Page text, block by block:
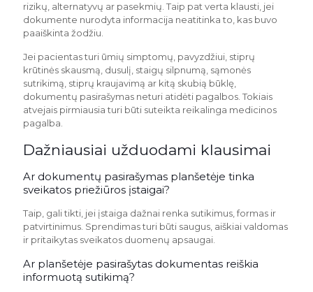
rizikų, alternatyvų ar pasekmių. Taip pat verta klausti, jei
dokumente nurodyta informacija neatitinka to, kas buvo
paaiškinta žodžiu.
Jei pacientas turi ūmių simptomų, pavyzdžiui, stiprų
krūtinės skausmą, dusulį, staigų silpnumą, sąmonės
sutrikimą, stiprų kraujavimą ar kitą skubią būklę,
dokumentų pasirašymas neturi atidėti pagalbos. Tokiais
atvejais pirmiausia turi būti suteikta reikalinga medicinos
pagalba.
Dažniausiai užduodami klausimai
Ar dokumentų pasirašymas planšetėje tinka
sveikatos priežiūros įstaigai?
Taip, gali tikti, jei įstaiga dažnai renka sutikimus, formas ir
patvirtinimus. Sprendimas turi būti saugus, aiškiai valdomas
ir pritaikytas sveikatos duomenų apsaugai.
Ar planšetėje pasirašytas dokumentas reiškia
informuotą sutikimą?